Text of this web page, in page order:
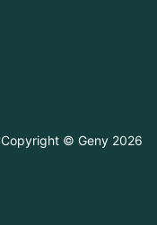
Copyright © Geny 2026